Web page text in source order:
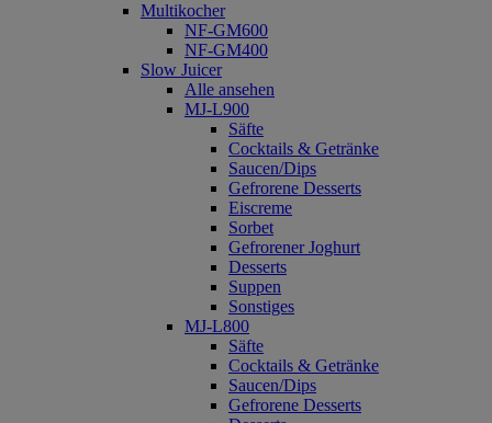
Multikocher
NF-GM600
NF-GM400
Slow Juicer
Alle ansehen
MJ-L900
Säfte
Cocktails & Getränke
Saucen/Dips
Gefrorene Desserts
Eiscreme
Sorbet
Gefrorener Joghurt
Desserts
Suppen
Sonstiges
MJ-L800
Säfte
Cocktails & Getränke
Saucen/Dips
Gefrorene Desserts